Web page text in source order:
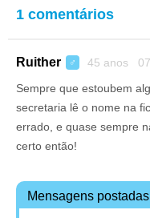
1 comentários
Ruither ♂ 45 anos
Sempre que estoubem
secretaria lê o nome na
errado, e quase sempre
certo então!
Mensagens postadas